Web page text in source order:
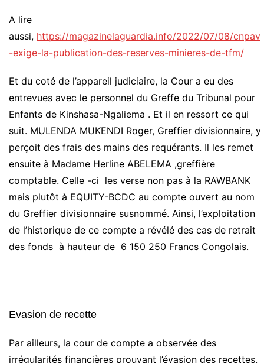
A lire
aussi, https://magazinelaguardia.info/2022/07/08/cnpav
-exige-la-publication-des-reserves-minieres-de-tfm/
Et du coté de l’appareil judiciaire, la Cour a eu des
entrevues avec le personnel du Greffe du Tribunal pour
Enfants de Kinshasa-Ngaliema . Et il en ressort ce qui
suit. MULENDA MUKENDI Roger, Greffier divisionnaire, y
perçoit des frais des mains des requérants. Il les remet
ensuite à Madame Herline ABELEMA ,greffière
comptable. Celle -ci les verse non pas à la RAWBANK
mais plutôt à EQUITY-BCDC au compte ouvert au nom
du Greffier divisionnaire susnommé. Ainsi, l’exploitation
de l’historique de ce compte a révélé des cas de retrait
des fonds à hauteur de 6 150 250 Francs Congolais.
Evasion de recette
Par ailleurs, la cour de compte a observée des
irrégularités financières prouvant l’évasion des recettes.